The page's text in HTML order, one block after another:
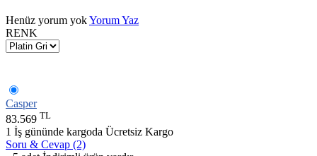
Henüz yorum yokYorum Yaz
RENK
Casper
83.569 TL
1 İş gününde kargoda Ücretsiz Kargo
Soru & Cevap (2)